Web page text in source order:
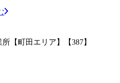
【町田エリア】【387】